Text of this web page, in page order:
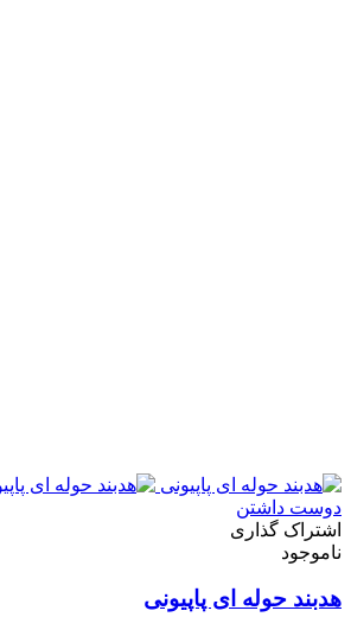
دوست داشتن
اشتراک گذاری
ناموجود
هدبند حوله ای پاپیونی